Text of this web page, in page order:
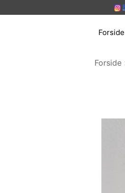
Forside
Forside